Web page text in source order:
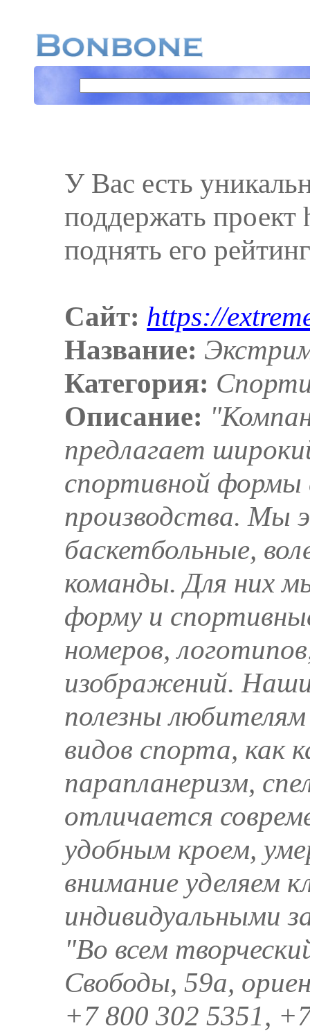
У Вас есть
поддержать
поднять его
Сайт: https://
Название:
Категория:
Описание:
предлагает
спортивной формы
производства. Мы
баскетбольные,
команды. Для них
форму и
номеров,
изображений.
полезны
видов спорта, как
парапланеризм,
отличается
удобным кроем,
внимание уделяем
индивидуальными
"Во всем
Свободы, 59а,
+7 800 302 5351,